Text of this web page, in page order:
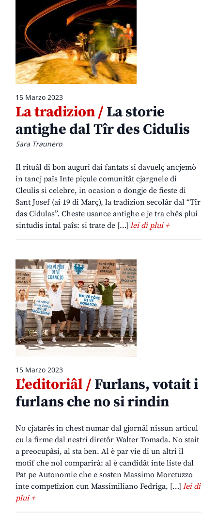
15 Marzo 2023
La tradizion /La storie
antighe dal Tîr des Cidulis
Sara Traunero
Il rituâl di bon auguri dai fantats si davuelç ancjemò
in tancj paîs Inte piçule comunitât cjargnele di
Cleulis si celebre, in ocasion o dongje de fieste di
Sant Josef (ai 19 di Març), la tradizion secolâr dal “Tîr
das Cidulas”. Cheste usance antighe e je tra chês plui
sintudis intal paîs: si trate de […] lei di plui +
15 Marzo 2023
L'editoriâl /Furlans, votait i
furlans che no si rindin
No cjatarês in chest numar dal gjornâl nissun articul
cu la firme dal nestri diretôr Walter Tomada. No stait
a preocupâsi, al sta ben. Al è par vie di un altri il
motîf che nol comparirà: al è candidât inte liste dal
Pat pe Autonomie che e sosten Massimo Moretuzzo
inte competizion cun Massimiliano Fedriga, […] lei di
plui +